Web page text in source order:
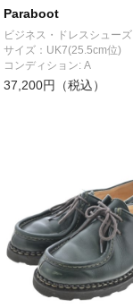
Paraboot
ビジネス・ドレスシューズ
サイズ：UK7(25.5cm位)
コンディション: A
37,200円（税込）